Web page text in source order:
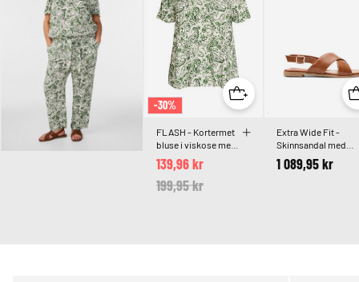
-30%
FLASH - Kortermet
bluse i viskose med
trykk
Price reduced from
199,95 kr
139,96 kr
Extra Wide Fit -
Skinnsandal med
kryssremmer
1 089,95 kr